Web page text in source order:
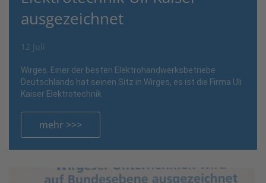
ausgezeichnet
12 Juli
Wirges. Einer der besten Elektrohandwerksbetriebe
Deutschlands hat seinen Sitz in Wirges, es ist die Firma Uli
Kaiser Elektrotechnik
mehr >>>